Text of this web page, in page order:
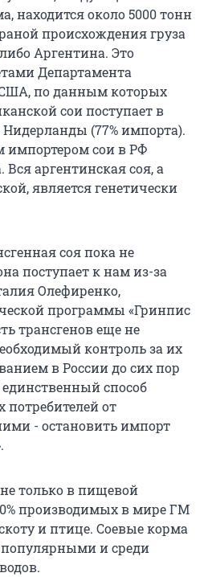
находится около 5000 тонн
происхождения груза
Аргентина. Это
Департамента
США, по данным которых
сои поступает в
Нидерланды (77% импорта).
сои в РФ
Вся аргентинская соя, а
является генетически
соя пока не
поступает к нам из-за
Олефиренко,
программы «Гринпис
трансгенов еще не
контроль за их
в России до сих пор
единственный способ
потребителей от
- остановить импорт
только в пищевой
производимых в мире ГМ
и птице. Соевые корма
популярными и среди